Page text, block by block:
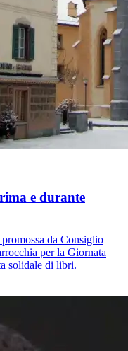
e durante
da Consiglio
per la Giornata
solidale di libri.